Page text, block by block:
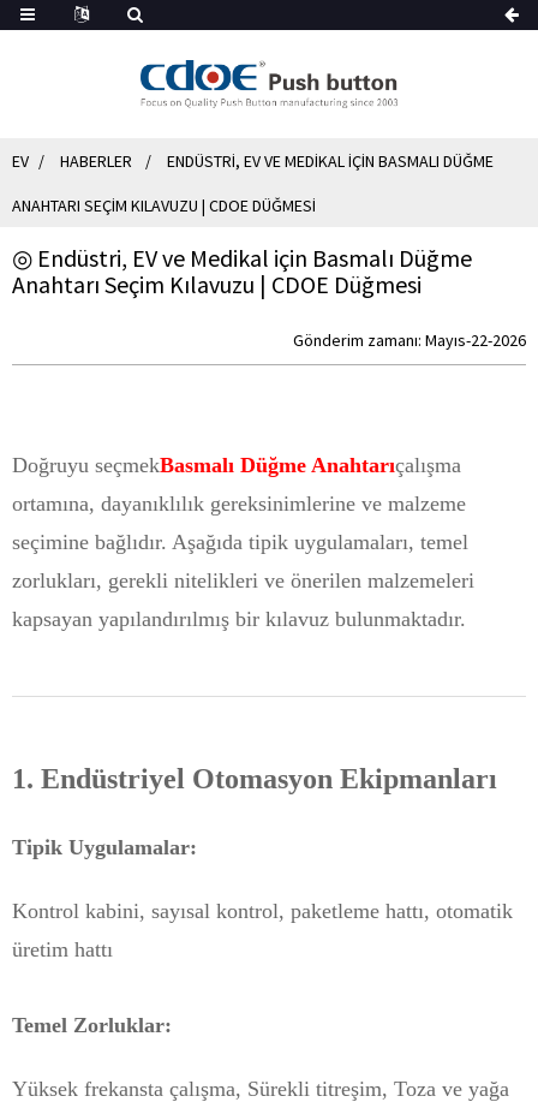
EV HABERLER ENDÜSTRI, EV VE MEDIKAL IÇIN BASMALI DÜĞME
ANAHTARI SEÇIM KILAVUZU | CDOE DÜĞMESI
◎ Endüstri, EV ve Medikal için Basmalı Düğme
Anahtarı Seçim Kılavuzu | CDOE Düğmesi
Gönderim zamanı: Mayıs-22-2026
Doğruyu seçmekBasmalı Düğme Anahtarıçalışma
ortamına, dayanıklılık gereksinimlerine ve malzeme
seçimine bağlıdır. Aşağıda tipik uygulamaları, temel
zorlukları, gerekli nitelikleri ve önerilen malzemeleri
kapsayan yapılandırılmış bir kılavuz bulunmaktadır.
1. Endüstriyel Otomasyon Ekipmanları
Tipik Uygulamalar:
Kontrol kabini, sayısal kontrol, paketleme hattı, otomatik
üretim hattı
Temel Zorluklar:
Yüksek frekansta çalışma, Sürekli titreşim, Toza ve yağa